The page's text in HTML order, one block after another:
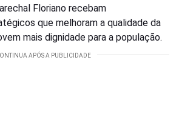
Floriano recebam
que melhoram a qualidade da
mais dignidade para a população.